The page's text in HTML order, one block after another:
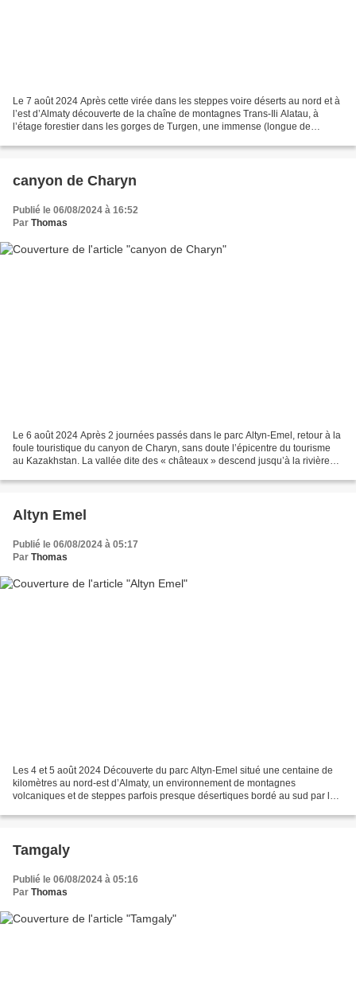
Le 7 août 2024 Après cette virée dans les steppes voire déserts au nord et à
l’est d’Almaty découverte de la chaîne de montagnes Trans-Ili Alatau, à
l’étage forestier dans les gorges de Turgen, une immense (longue de
canyon de Charyn
Publié le 06/08/2024 à 16:52
Par Thomas
Le 6 août 2024 Après 2 journées passés dans le parc Altyn-Emel, retour à la
foule touristique du canyon de Charyn, sans doute l’épicentre du tourisme
au Kazakhstan. La vallée dite des « châteaux » descend jusqu’à la rivière
Altyn Emel
Publié le 06/08/2024 à 05:17
Par Thomas
Les 4 et 5 août 2024 Découverte du parc Altyn-Emel situé une centaine de
kilomètres au nord-est d’Almaty, un environnement de montagnes
volcaniques et de steppes parfois presque désertiques bordé au sud par la
Tamgaly
Publié le 06/08/2024 à 05:16
Par Thomas